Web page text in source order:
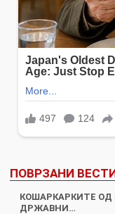
ПОВРЗАНИ
КОШАРКАРКИТЕ ОД
ДРЖАВНИ…